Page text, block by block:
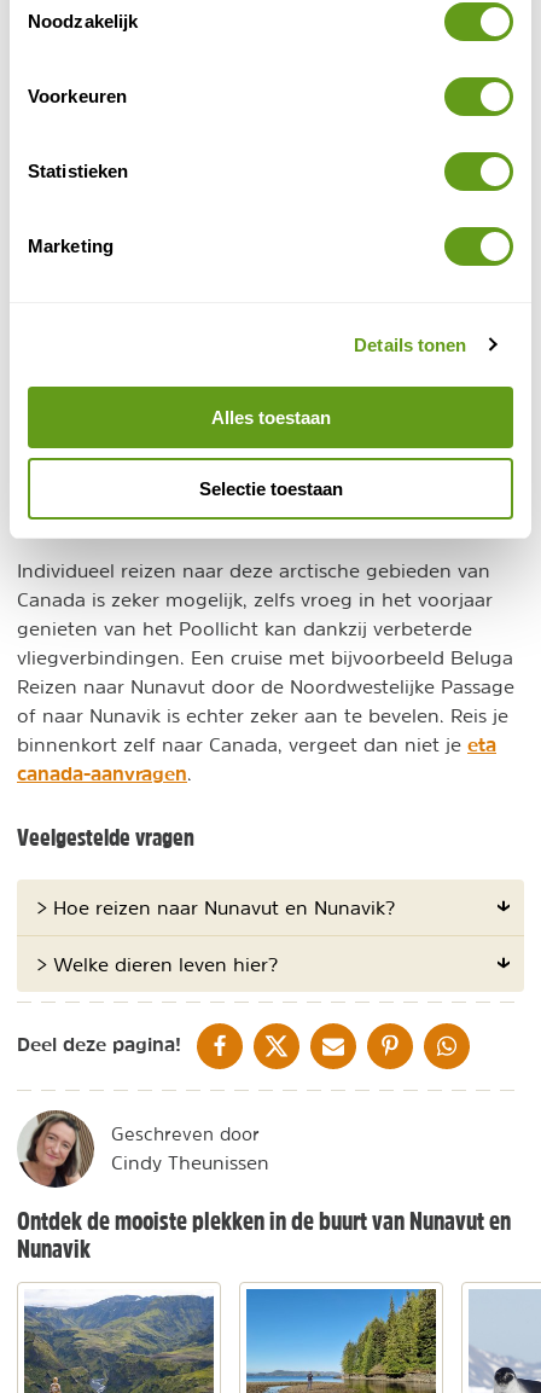
Noodzakelijk
Voorkeuren
Statistieken
Marketing
Details tonen
Alles toestaan
Selectie toestaan
Natuur Nunavik
Vernoemd naar een dramatische verlopen botsing
ligt Fossil Creek Trail.
en beenvissen leefden in de wereldzeeën.
Reizen naar Nunavut en Nunavik
Individueel reizen naar deze arctische gebieden van
Canada is zeker mogelijk, zelfs vroeg in het voorjaar
genieten van het Poollicht kan dankzij verbeterde
vliegverbindingen. Een cruise met bijvoorbeeld Beluga
Reizen naar Nunavut door de Noordwestelijke Passage
of naar Nunavik is echter zeker aan te bevelen. Reis je
binnenkort zelf naar Canada, vergeet dan niet je eta
canada-aanvragen.
Veelgestelde vragen
> Hoe reizen naar Nunavut en Nunavik?
> Welke dieren leven hier?
Deel deze pagina! DELEN OP FACEBOOK
DELEN OP XDELEN VIA DE MAIL
DELEN OP PINTEREST
DELEN OP
Geschreven door
Cindy Theunissen
Ontdek de mooiste plekken in de buurt van Nunavut en
Nunavik